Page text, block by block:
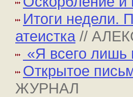
Итоги недели.
атеистка //
«Я всего лишь
Открытое
ЖУРНАЛ